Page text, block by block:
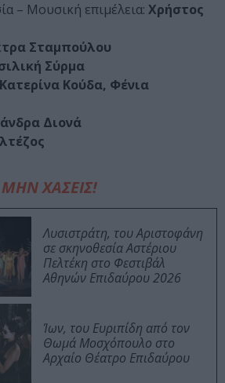
– Μουσική επιμέλεια: Χρήστος
Σταμπούλου
Σύρμα
Κατερίνα Κούδα, Φένια
Διονά
ΜΗΝ ΧΑΣΕΙΣ!
Λυσιστράτη, του Αριστοφάνη
σε σκηνοθεσία Αστέριου
Πελτέκη στο Φεστιβάλ
Αθηνών Επιδαύρου 2026
Ίων, του Ευριπίδη από τον
Θωμά Μοσχόπουλο στο
Αρχαίο Θέατρο Επιδαύρου